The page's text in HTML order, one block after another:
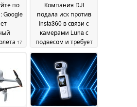
по
Google
17
Компания DJI
подала иск против
Insta360 в связи с
камерами Luna с
подвесом и требует
запретить их
продажу в США
12
June 2026